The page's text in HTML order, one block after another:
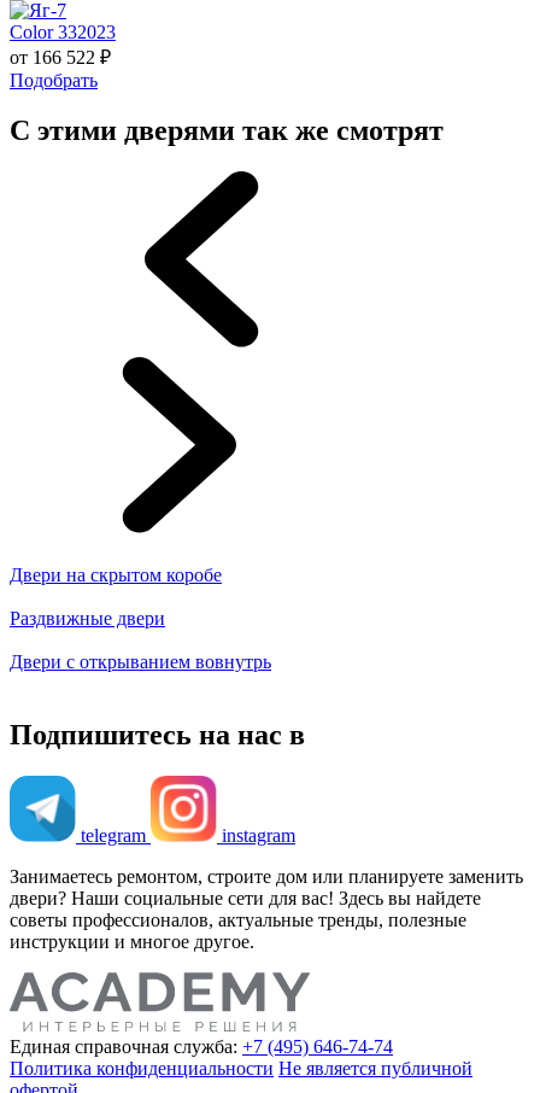
Color 332023
от 166 522 ₽
Подобрать
С этими дверями так же смотрят
Двери на скрытом коробе
Раздвижные двери
Двери с открыванием вовнутрь
Подпишитесь на нас в
telegram
instagram
Занимаетесь ремонтом, строите дом или планируете заменить
двери? Наши социальные сети для вас! Здесь вы найдете
советы профессионалов, актуальные тренды, полезные
инструкции и многое другое.
Единая справочная служба: +7 (495) 646-74-74
Политика конфиденциальности Не является публичной